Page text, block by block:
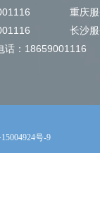
重庆服
长沙服
话：18659001116
号-9